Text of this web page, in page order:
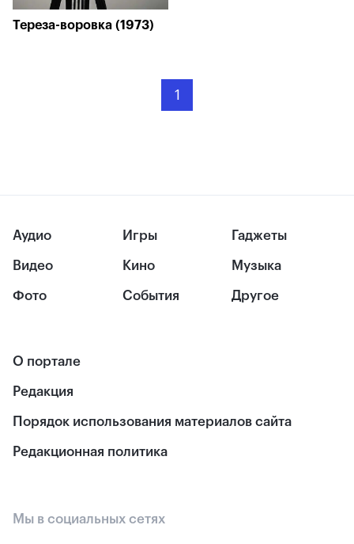
Тереза-воровка (1973)
1
Аудио
Видео
Фото
Игры
Кино
События
Гаджеты
Музыка
Другое
О портале
Редакция
Порядок использования материалов сайта
Редакционная политика
Мы в социальных сетях